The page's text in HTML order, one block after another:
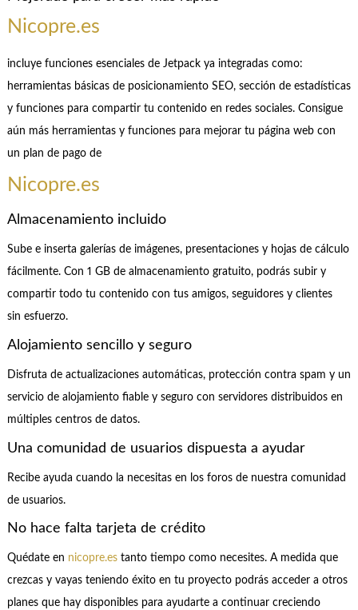
Nicopre.es
incluye funciones esenciales de Jetpack ya integradas como:
herramientas básicas de posicionamiento SEO, sección de estadísticas
y funciones para compartir tu contenido en redes sociales. Consigue
aún más herramientas y funciones para mejorar tu página web con
un plan de pago de
Nicopre.es
Almacenamiento incluido
Sube e inserta galerías de imágenes, presentaciones y hojas de cálculo
fácilmente. Con 1 GB de almacenamiento gratuito, podrás subir y
compartir todo tu contenido con tus amigos, seguidores y clientes
sin esfuerzo.
Alojamiento sencillo y seguro
Disfruta de actualizaciones automáticas, protección contra spam y un
servicio de alojamiento fiable y seguro con servidores distribuidos en
múltiples centros de datos.
Una comunidad de usuarios dispuesta a ayudar
Recibe ayuda cuando la necesitas en los foros de nuestra comunidad
de usuarios.
No hace falta tarjeta de crédito
Quédate en nicopre.estanto tiempo como necesites. A medida que
crezcas y vayas teniendo éxito en tu proyecto podrás acceder a otros
planes que hay disponibles para ayudarte a continuar creciendo